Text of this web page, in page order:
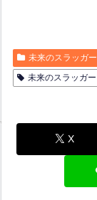
未来のスラッガ
未来のスラッガー
X